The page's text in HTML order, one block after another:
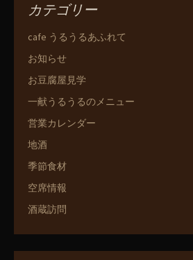
カテゴリー
cafe うるうるあふれて
お知らせ
お豆腐屋見学
一献うるうるのメニュー
営業カレンダー
地酒
季節食材
空席情報
酒蔵訪問